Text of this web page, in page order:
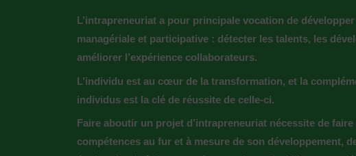
L’intrapreneuriat a pour principale vocation de
managériale et participative : détecter les talents, les
améliorer l’expérience collaborateurs.
L’individu est au cœur de la transformation, et la
individus est la clé de réussite de celle-ci.
Faire aboutir un projet d’intrapreneuriat nécessite de
compétences au fur et à mesure de son développement,